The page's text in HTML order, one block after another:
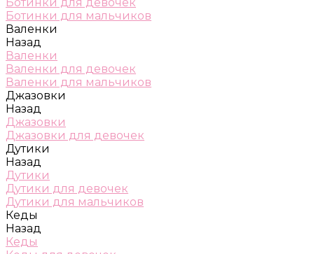
Ботинки для мальчиков
Валенки
Назад
Валенки
Валенки для девочек
Валенки для мальчиков
Джазовки
Назад
Джазовки
Джазовки для девочек
Дутики
Назад
Дутики
Дутики для девочек
Дутики для мальчиков
Кеды
Назад
Кеды